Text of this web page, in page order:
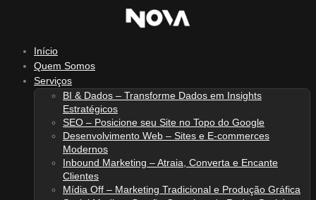
conteúdoInício
Quem Somos
Serviços
BI & Dados – Transforme Dados em Insights
Estratégicos
SEO – Posicione seu Site no Topo do Google
Desenvolvimento Web – Sites e E-commerces
Modernos
Inbound Marketing – Atraia, Converta e Encante
Clientes
Mídia Off – Marketing Tradicional e Produção Gráfica